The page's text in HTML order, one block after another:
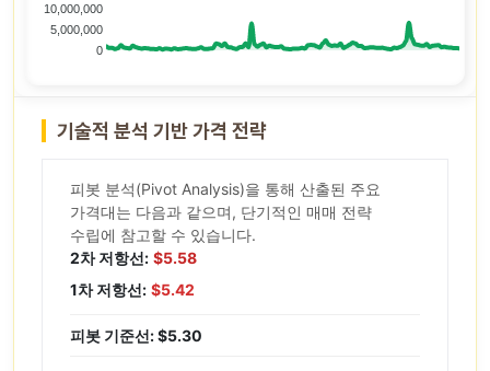
10,000,000
5,000,000
0
기술적 분석 기반 가격 전략
피봇 분석(Pivot Analysis)을 통해 산출된 주요
가격대는 다음과 같으며, 단기적인 매매 전략
수립에 참고할 수 있습니다.
2차 저항선: $5.58
1차 저항선: $5.42
피봇 기준선: $5.30